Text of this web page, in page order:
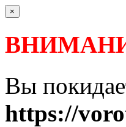
×
Вы
https://